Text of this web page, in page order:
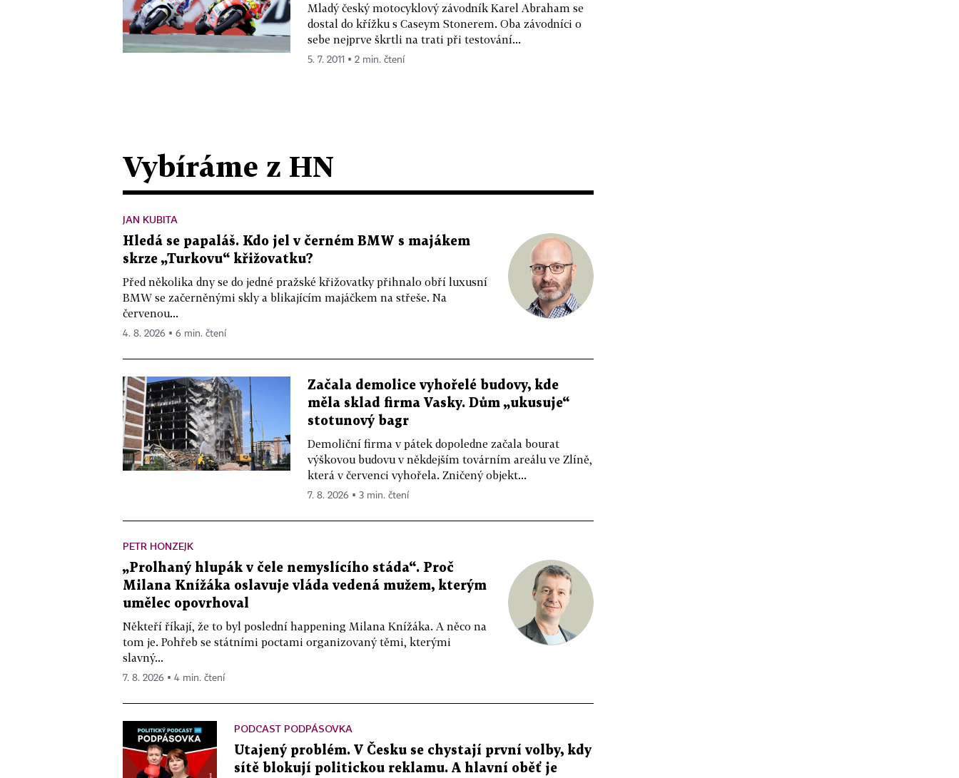
Mladý český motocyklový závodník Karel Abraham se
dostal do křížku s Caseym Stonerem. Oba závodníci o
sebe nejprve škrtli na trati při testování...
5. 7. 2011 ▪ 2 min. čtení
Vybíráme z HN
JAN KUBITA
Hledá se papaláš. Kdo jel v černém BMW s majákem
skrze „Turkovu“ křižovatku?
Před několika dny se do jedné pražské křižovatky přihnalo obří luxusní
BMW se začerněnými skly a blikajícím majáčkem na střeše. Na
červenou...
4. 8. 2026 ▪ 6 min. čtení
Začala demolice vyhořelé budovy, kde
měla sklad firma Vasky. Dům „ukusuje“
stotunový bagr
Demoliční firma v pátek dopoledne začala bourat
výškovou budovu v někdejším továrním areálu ve Zlíně,
která v červenci vyhořela. Zničený objekt...
7. 8. 2026 ▪ 3 min. čtení
PETR HONZEJK
„Prolhaný hlupák v čele nemyslícího stáda“. Proč
Milana Knížáka oslavuje vláda vedená mužem, kterým
umělec opovrhoval
Někteří říkají, že to byl poslední happening Milana Knížáka. A něco na
tom je. Pohřeb se státními poctami organizovaný těmi, kterými
slavný...
7. 8. 2026 ▪ 4 min. čtení
PODCAST PODPÁSOVKA
Utajený problém. V Česku se chystají první volby, kdy
sítě blokují politickou reklamu. A hlavní oběť je